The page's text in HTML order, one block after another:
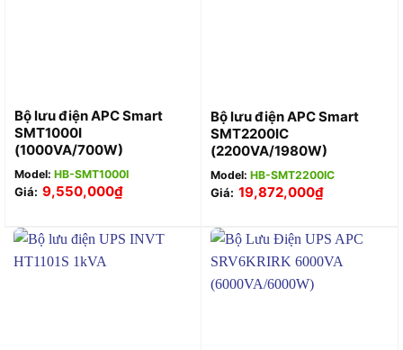
Bộ lưu điện APC Smart
SMT1000I
(1000VA/700W)
Model: HB-SMT1000I
Giá: 9,550,000₫
Bộ lưu điện APC Smart
SMT2200IC
(2200VA/1980W)
Model: HB-SMT2200IC
Giá: 19,872,000₫